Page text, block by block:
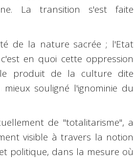
La transition s'est faite
de la nature sacrée ; l'Etat
en quoi cette oppression
le produit de la culture dite
souligné l'ignominie du
de "totalitarisme", a
visible à travers la notion
politique, dans la mesure où